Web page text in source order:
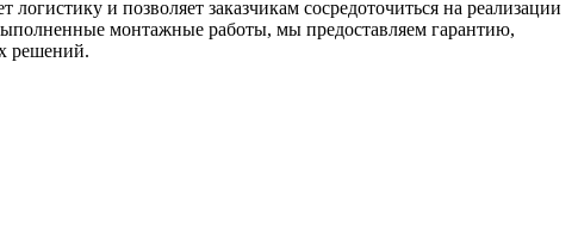
и позволяет заказчикам сосредоточиться на реализации
монтажные работы, мы предоставляем гарантию,
решений.